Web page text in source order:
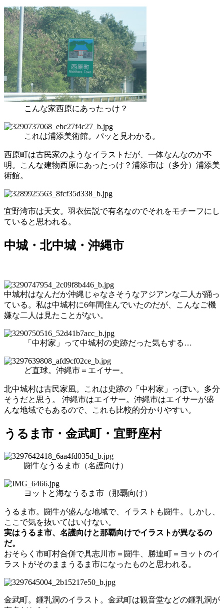
こんな家西原にあったっけ？
これは浦添美術館。パッと見わかる。
西原町は古民家のようなイラストだが、一体なんなのか不
明。こんな建物西原にあったっけ？浦添市は（多分）浦添美
術館。
宜野湾市は天女。羽衣伝説で有名なのでそれをモチーフにし
ていると思われる。
中城・北中城・沖縄市
中城村はなんだか沖縄じゃなさそうなアジアンな二人が踊っ
ている。私は中城村に6年間住んでいたのだが、こんなご機
嫌な二人は見たことがない。
「中村家」って中城村の史跡だった気もする…
ど直球。沖縄市＝エイサー。
北中城村は古民家風。これは史跡の「中村家」っぽい。多分
そうだと思う。 沖縄市はエイサー。沖縄市はエイサーが盛
んな地域でもあるので、これも比較的分かりやすい。
うるま市・金武町・宜野座村
闘牛なうるま市（名護向け）
ヨットと海なうるま市（那覇向け）
うるま市。闘牛が盛んな地域で、イラストも闘牛。しかし、
ここで気を抜いてはいけない。
実はうるま市、名護向けと那覇向けでイラストが異なるの
だ。
おそらく市町村合併で具志川市＝闘牛、勝連町＝ヨットのイ
ラストがそのままうるま市になったものと思われる。
金武町。鍾乳洞のイラスト。金武町は観音堂などの鍾乳洞が